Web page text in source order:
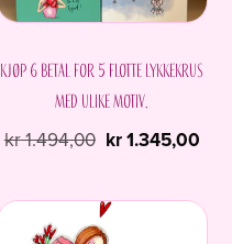
Kjøp 6 betal for 5 flotte Lykkekrus
med ulike motiv.
kr1.494,00 Opprinnelig
kr 1.494,00.
kr1.345,00
kr